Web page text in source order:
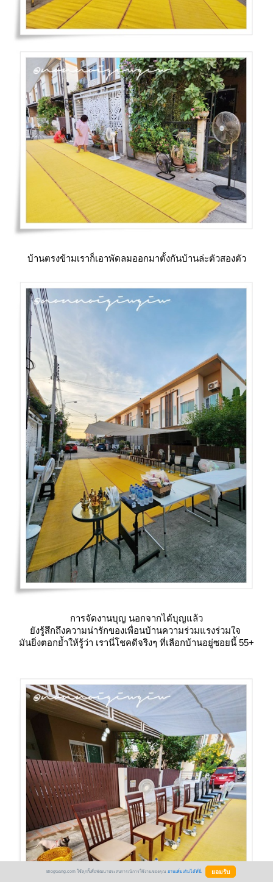
บ้านตรงข้ามเราก็เอาพัดลมออกมาตั้งกันบ้านล่ะตัวสองตัว
การจัดงานบุญ นอกจากได้บุญแล้ว
ังรู้สึกถึงความน่ารักของเพื่อนบ้านความร่วมแรงร่วมใจ
มันยิ่งตอกย้ำให้รู้ว่า เรานี่โชคดีจริงๆ ที่เลือกบ้านอยู่ซอยนี้ 55+
BlogGang.com ใช้คุกกี้เพื่อพัฒนาประสบการณ์การใช้งานของคุณ อ่านเพิ่มเติมได้ที่นี่